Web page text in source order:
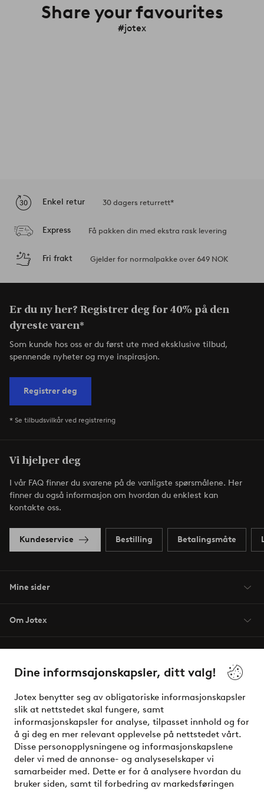
Dine informsajonskapsler, ditt valg!
Jotex benytter seg av obligatoriske informasjonskapsler
slik at nettstedet skal fungere, samt
informasjonskapsler for analyse, tilpasset innhold og for
å gi deg en mer relevant opplevelse på nettstedet vårt.
Disse personopplysningene og informasjonskapslene
deler vi med de annonse- og analyseselskaper vi
samarbeider med. Dette er for å analysere hvordan du
bruker siden, samt til forbedring av markedsføringen
Share your favourites
#jotex
Enkel retur 30 dagers returrett*
Express Få pakken din med ekstra rask levering
Fri frakt Gjelder for normalpakke over 649 NOK
Er du ny her? Registrer deg for 40% på den
dyreste varen*
Som kunde hos oss er du først ute med eksklusive tilbud,
spennende nyheter og mye inspirasjon.
Registrer deg
* Se tilbudsvilkår ved registrering
Vi hjelper deg
I vår FAQ finner du svarene på de vanligste spørsmålene. Her
finner du også informasjon om hvordan du enklest kan
kontakte oss.
Kundeservice Bestilling Betalingsmåte
Mine sider
Om Jotex
Venner
Sikre betalinger - Betal direkte eller del opp
Vil du vite mer om våre betalingsalternativer?